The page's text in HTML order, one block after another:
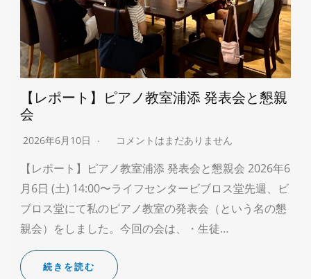
【レポート】ピアノ教室浦添 発表会と懇親
会
2026年6月10日 コメントはまだありません
【レポート】ピアノ教室浦添 発表会と懇親会 2026年6
月6日 (土) 14:00〜ライフセンタービブロス堂先週、ビ
ブロス堂にて私のピアノ教室の発表会（という名の懇
親会）をしました。今回の会は、・生徒…
続きを読む